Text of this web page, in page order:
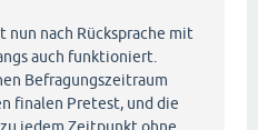
nach Rücksprache mit
auch funktioniert.
Befragungszeitraum
finalen Pretest, und die